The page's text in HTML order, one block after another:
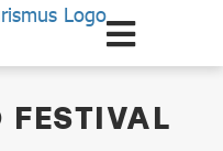
FESTIVAL